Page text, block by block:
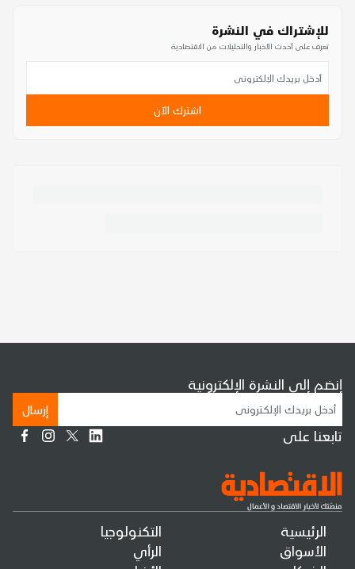
للإشتراك في النشرة
تعرف على أحدث الأخبار والتحليلات من الاقتصادية
اشترك الآن
الرئيسية
الأسواق
التكنولوجيا
الرأي
إنضم إلى النشرة الإلكترونية
إرسال
تابعنا على